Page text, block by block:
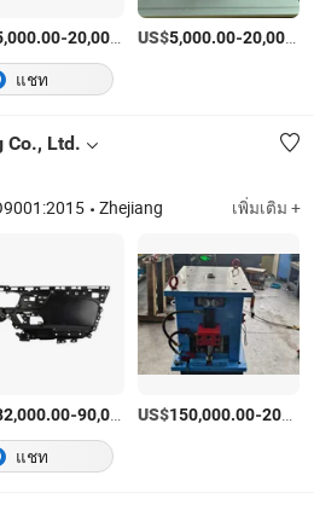
-20,000.00 /set
US$5,000.00-20,000.00
แชท
Co., Ltd.
Zhejiang เพิ่มเติม +
ยมตัว -90,000.00 /เตรียมตัว
US$150,000.00-200,000.00
แชท